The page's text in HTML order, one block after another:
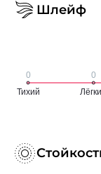
Шлейф